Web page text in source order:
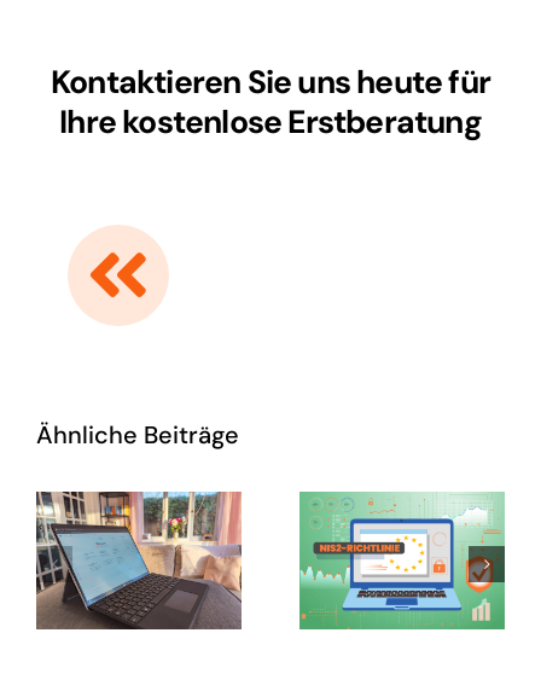
Kontaktieren Sie uns heute für
Ihre kostenlose Erstberatung
Ähnliche Beiträge